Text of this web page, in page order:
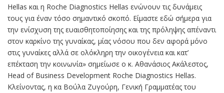
Hellas και η Roche Diagnostics Hellas ενώνουν τις δυνάμεις
τους για έναν τόσο σημαντικό σκοπό. Είμαστε εδώ σήμερα για
την ενίσχυση της ευαισθητοποίησης και της πρόληψης απέναντι
στον καρκίνο της γυναίκας, μίας νόσου που δεν αφορά μόνο
στις γυναίκες αλλά σε ολόκληρη την οικογένεια και κατ’
επέκταση την κοινωνία» σημείωσε ο κ. Αθανάσιος Ακάλεστος,
Head of Business Development Roche Diagnostics Hellas.
Κλείνοντας, η κα Βούλα Ζυγούρη, Γενική Γραμματέας του